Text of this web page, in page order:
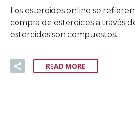
Los esteroides online se
compra de esteroides a través
esteroides son compuestos…
READ MORE